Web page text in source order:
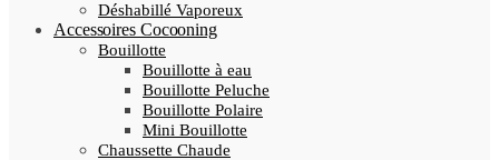
Déshabillé Vaporeux
Accessoires Cocooning
Bouillotte
Bouillotte à eau
Bouillotte Peluche
Bouillotte Polaire
Mini Bouillotte
Chaussette Chaude